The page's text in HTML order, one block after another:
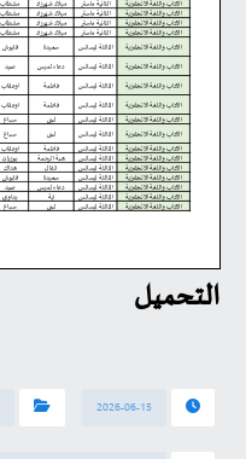
التحميل
2026-06-15